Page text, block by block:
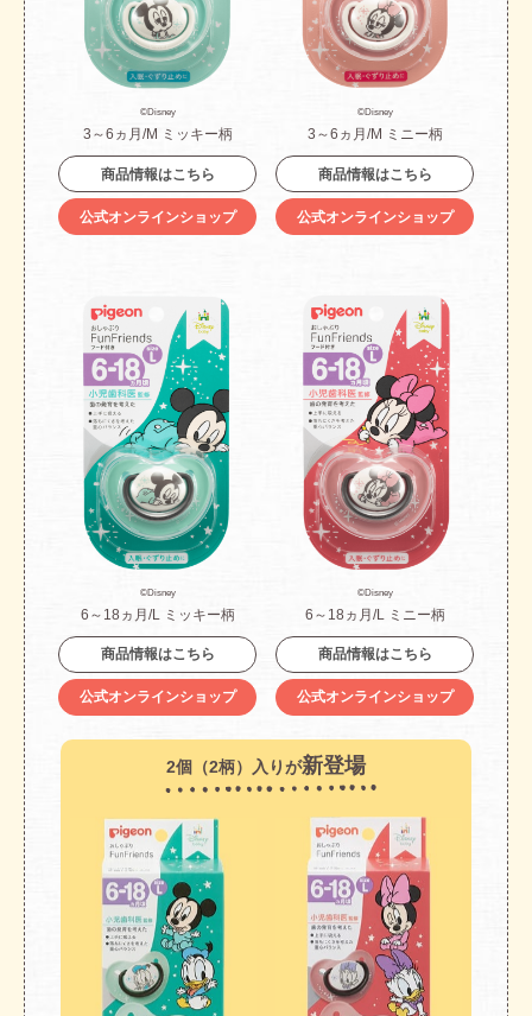
©Disney
3～6ヵ月/M ミッキー柄
商品情報はこちら
公式オンラインショップ
©Disney
3～6ヵ月/M ミニー柄
商品情報はこちら
公式オンラインショップ
©Disney
6～18ヵ月/L ミッキー柄
商品情報はこちら
公式オンラインショップ
©Disney
6～18ヵ月/L ミニー柄
商品情報はこちら
公式オンラインショップ
2個（2柄）入りが新登場